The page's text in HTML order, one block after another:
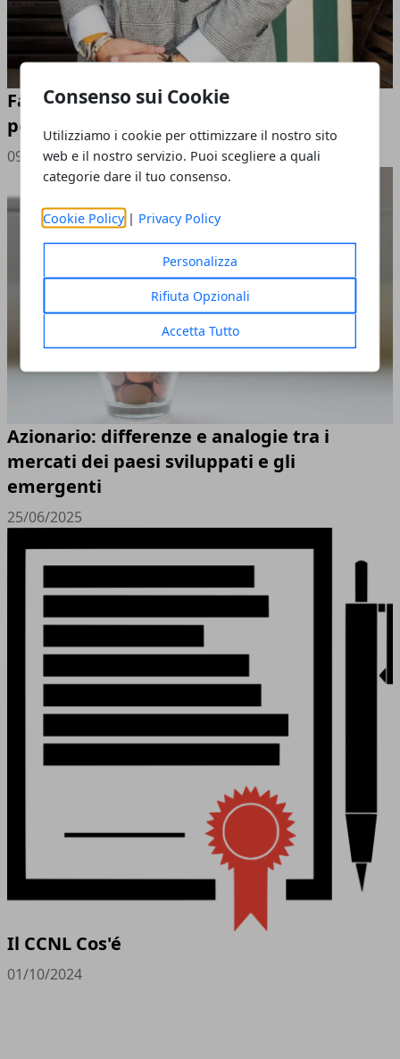
Consenso sui Cookie
Utilizziamo i cookie per ottimizzare il nostro sito
web e il nostro servizio. Puoi scegliere a quali
categorie dare il tuo consenso.
Cookie Policy | Privacy Policy
Personalizza
Rifiuta Opzionali
Accetta Tutto
Fabio Splendori, come si costruisce un
percorso di rilancio aziendale
09/06/2026
Azionario: differenze e analogie tra i
mercati dei paesi sviluppati e gli
emergenti
25/06/2025
Il CCNL Cos'é
01/10/2024